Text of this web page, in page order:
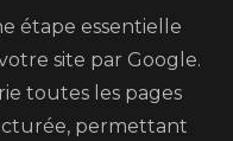
étape essentielle
site par Google.
toutes les pages
permettant